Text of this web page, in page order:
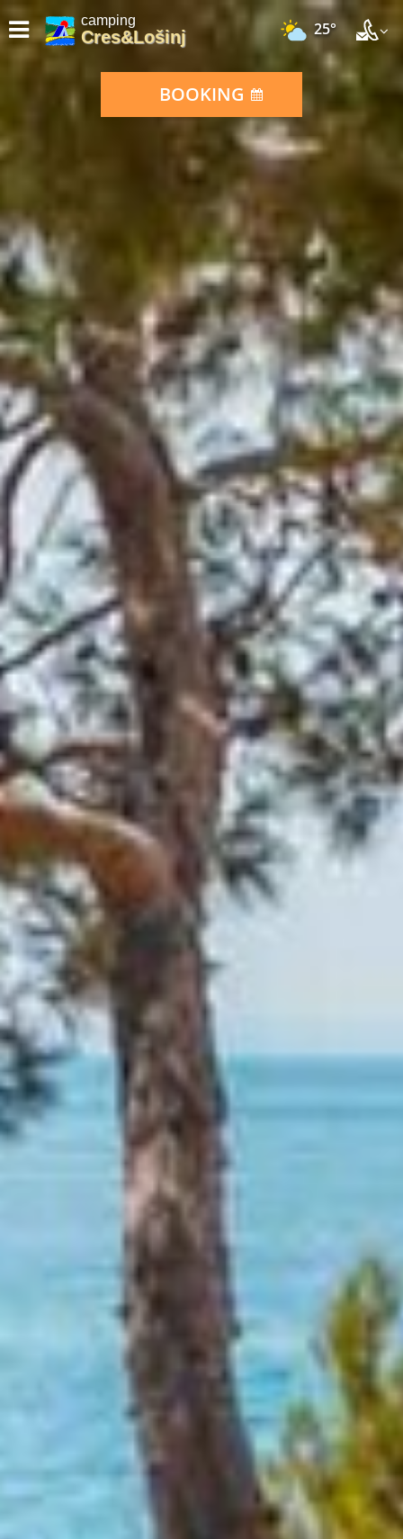
camping
Cres&Lošinj 25°
BOOKING